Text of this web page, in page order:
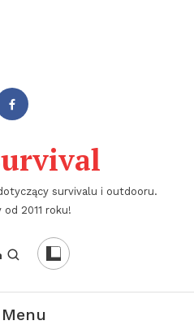
survivalu i outdooru.
od 2011 roku!
Menu